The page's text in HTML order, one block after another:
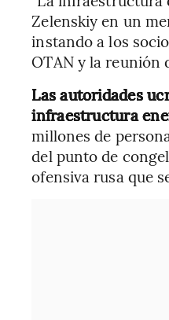
Zelenskiy en un
instando a los
OTAN y la reunión
Las autoridades
infraestructura
millones de
del punto de
ofensiva rusa que